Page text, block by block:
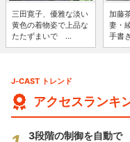
三田寛子、優雅な淡い
黄色の着物姿で上品な
たたずまいで ...
加藤
妻・
手書
J-CAST トレンド
アクセスランキ
3段階の制御を自動で